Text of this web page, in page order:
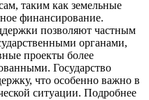
таким как земельные
финансирование.
позволяют частным
органами,
проекты более
Государство
что особенно важно в
ситуации. Подробнее